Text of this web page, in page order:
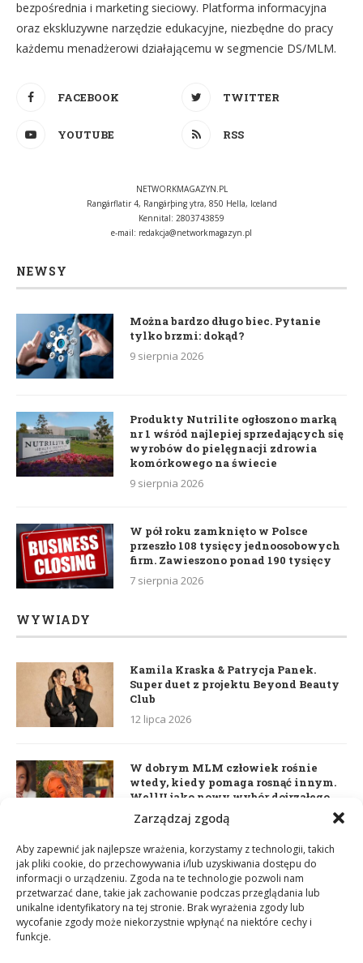
Zarządzaj zgodą
Aby zapewnić jak najlepsze wrażenia, korzystamy z technologii, takich
jak pliki cookie, do przechowywania i/lub uzyskiwania dostępu do
informacji o urządzeniu. Zgoda na te technologie pozwoli nam
przetwarzać dane, takie jak zachowanie podczas przeglądania lub
unikalne identyfikatory na tej stronie. Brak wyrażenia zgody lub
wycofanie zgody może niekorzystnie wpłynąć na niektóre cechy i
funkcje.
bezpośrednia i marketing sieciowy. Platforma informacyjna
oraz ekskluzywne narzędzie edukacyjne, niezbędne do pracy
każdemu menadżerowi działającemu w segmencie DS/MLM.
FACEBOOK TWITTER
YOUTUBE RSS
NETWORKMAGAZYN.PL
Rangárflatir 4, Rangárþing ytra, 850 Hella, Iceland
Kennital: 2803743859
e-mail: redakcja@networkmagazyn.pl
NEWSY
Można bardzo długo biec. Pytanie
tylko brzmi: dokąd?
9 sierpnia 2026
Produkty Nutrilite ogłoszono marką
nr 1 wśród najlepiej sprzedających się
wyrobów do pielęgnacji zdrowia
komórkowego na świecie
9 sierpnia 2026
W pół roku zamknięto w Polsce
przeszło 108 tysięcy jednoosobowych
firm. Zawieszono ponad 190 tysięcy
7 sierpnia 2026
WYWIADY
Kamila Kraska & Patrycja Panek.
Super duet z projektu Beyond Beauty
Club
12 lipca 2026
W dobrym MLM człowiek rośnie
wtedy, kiedy pomaga rosnąć innym.
WellU jako nowy wybór dojrzałego
lidera
Daria Dudzik. Kocham Cię
17 kwietnia 2026